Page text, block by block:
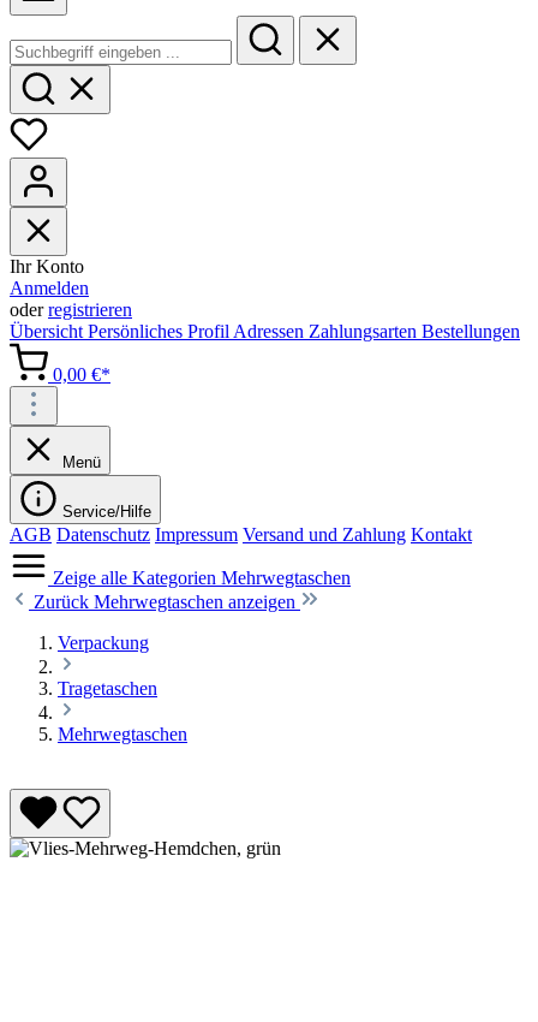
Ihr Konto
Anmelden
oderregistrieren
Übersicht Persönliches Profil Adressen Zahlungsarten Bestellungen
0,00 €*
Menü
Service/Hilfe
AGB Datenschutz Impressum Versand und Zahlung Kontakt
Zeige alle Kategorien Mehrwegtaschen
Zurück Mehrwegtaschen anzeigen
Verpackung
Tragetaschen
Mehrwegtaschen